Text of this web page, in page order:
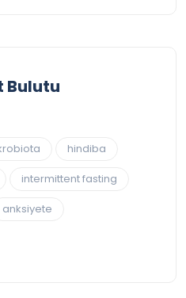
Bulutu
hindiba
intermittent fasting
anksiyete